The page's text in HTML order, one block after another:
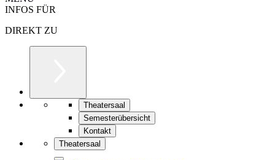
INFOS FÜR
DIREKT ZU
Theatersaal
Semesterübersicht
Kontakt
Theatersaal